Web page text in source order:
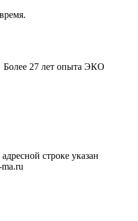
Более 27 лет опыта ЭКО
строке указан